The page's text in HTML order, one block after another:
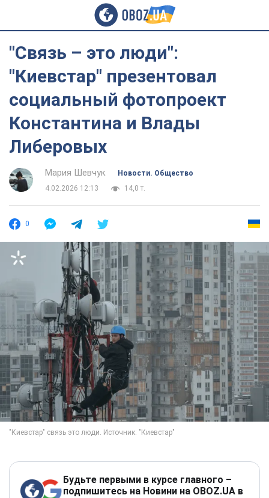
"Связь – это люди":
"Киевстар" презентовал
социальный фотопроект
Константина и Влады
Либеровых
Мария Шевчук
Новости. Общество
4.02.2026 12:13
14,0 т.
0
Будьте первыми в курсе главного –
подпишитесь на Новини на OBOZ.UA в